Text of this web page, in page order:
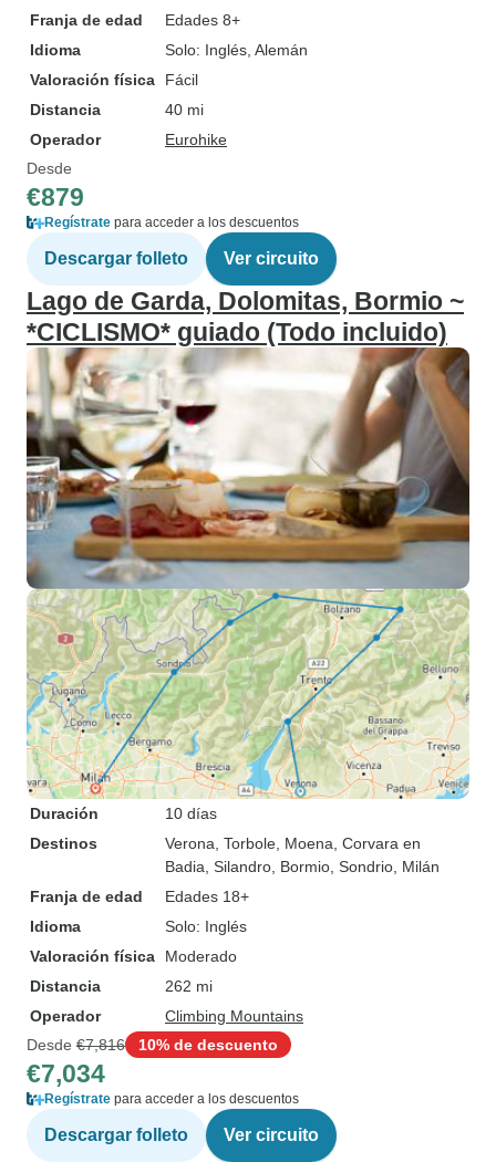
Franja de edad
Edades 8+
Idioma
Solo: Inglés, Alemán
Valoración física
Fácil
Distancia
40 mi
Operador
Eurohike
Desde
€879
Regístrate para acceder a los descuentos
Descargar folleto Ver circuito
Lago de Garda, Dolomitas, Bormio ~
*CICLISMO* guiado (Todo incluido)
Duración
10 días
Destinos
Verona , Torbole , Moena , Corvara en
Badia , Silandro , Bormio , Sondrio , Milán
Franja de edad
Edades 18+
Idioma
Solo: Inglés
Valoración física
Moderado
Distancia
262 mi
Operador
Climbing Mountains
Desde €7,816 10% de descuento
€7,034
Regístrate para acceder a los descuentos
Descargar folleto Ver circuito